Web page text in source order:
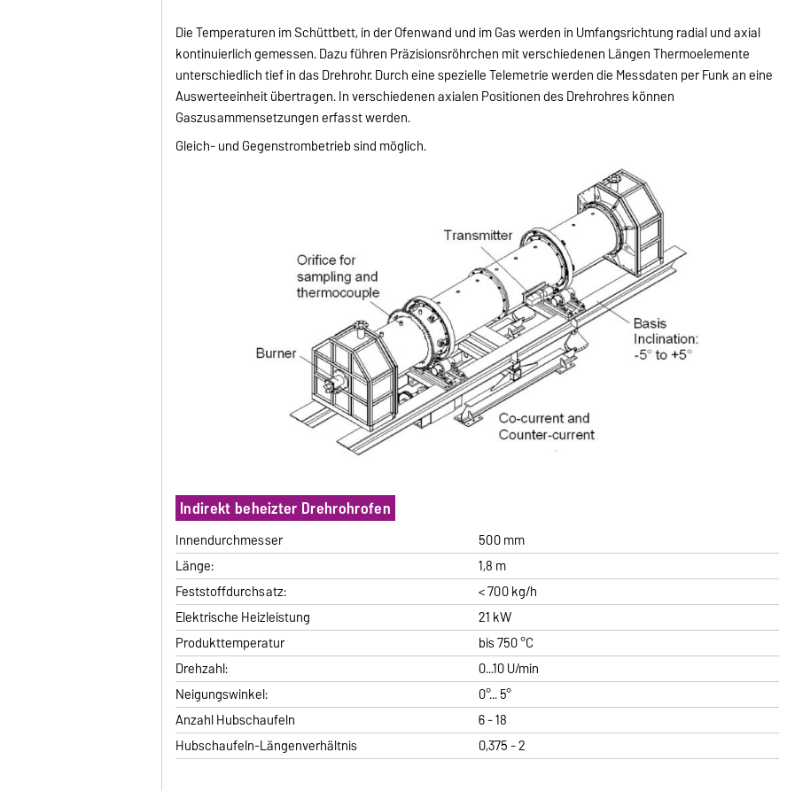
Die Temperaturen im Schüttbett, in der Ofenwand und im Gas werden in Umfangsrichtung radial und axial
kontinuierlich gemessen. Dazu führen Präzisionsröhrchen mit verschiedenen Längen Thermoelemente
unterschiedlich tief in das Drehrohr. Durch eine spezielle Telemetrie werden die Messdaten per Funk an eine
Auswerteeinheit übertragen. In verschiedenen axialen Positionen des Drehrohres können
Gaszusammensetzungen erfasst werden.
Gleich- und Gegenstrombetrieb sind möglich.
Indirekt beheizter Drehrohrofen
Innendurchmesser
500 mm
Länge:
1,8 m
Feststoffdurchsatz:
< 700 kg/h
Elektrische Heizleistung
21 kW
Produkttemperatur
bis 750 °C
Drehzahl:
0...10 U/min
Neigungswinkel:
0°... 5°
Anzahl Hubschaufeln
6 - 18
Hubschaufeln-Längenverhältnis
0,375 - 2